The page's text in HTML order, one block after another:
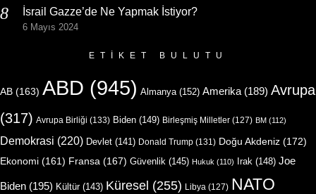
İsrail Gazze’de Ne Yapmak İstiyor?
6 Mayıs 2024
ETIKET BULUTU
AB (163) ABD (945) Almanya (152) Amerika (189) Avrupa
(317) Avrupa Birliği (133) Biden (149) Birleşmiş Milletler (127) BM (112)
Demokrasi (220) Devlet (141) Donald Trump (131) Doğu Akdeniz (172)
Ekonomi (161) Fransa (167) Güvenlik (145) Hukuk (110) Irak (148) Joe
Biden (195) Kültür(143) Küresel (255) Libya (127) NATO